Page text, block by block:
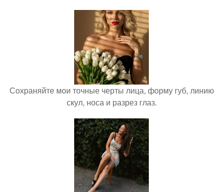
Сохраняйте мои точные черты лица, форму губ, линию
скул, носа и разрез глаз.